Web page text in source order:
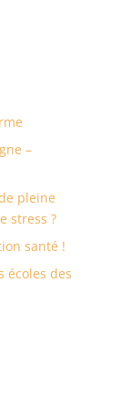
–
pleine
stress ?
santé !
écoles des